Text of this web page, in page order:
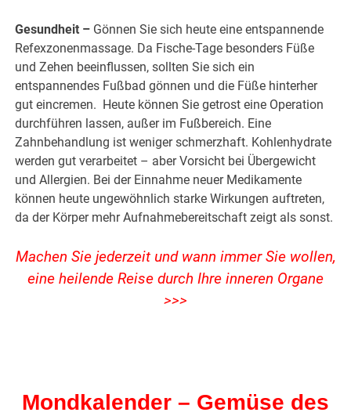
Gesundheit – Gönnen Sie sich heute eine entspannende
Refexzonenmassage. Da Fische-Tage besonders Füße
und Zehen beeinflussen, sollten Sie sich ein
entspannendes Fußbad gönnen und die Füße hinterher
gut eincremen. Heute können Sie getrost eine Operation
durchführen lassen, außer im Fußbereich. Eine
Zahnbehandlung ist weniger schmerzhaft. Kohlenhydrate
werden gut verarbeitet – aber Vorsicht bei Übergewicht
und Allergien. Bei der Einnahme neuer Medikamente
können heute ungewöhnlich starke Wirkungen auftreten,
da der Körper mehr Aufnahmebereitschaft zeigt als sonst.
Machen Sie jederzeit und wann immer Sie wollen,
eine heilende Reise durch Ihre inneren Organe
>>>
Mondkalender – Gemüse des